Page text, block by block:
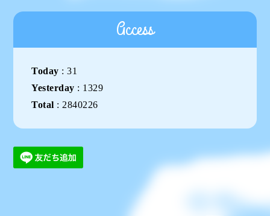
Access
Today :31
Yesterday : 1329
Total : 2840226